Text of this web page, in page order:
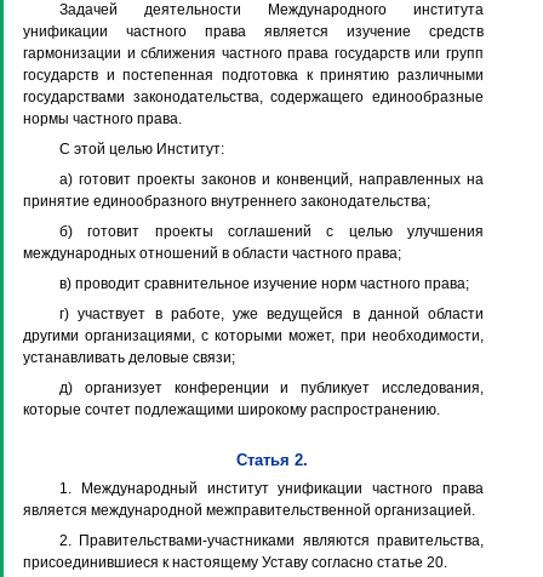
Задачей деятельности Международного института
унификации частного права является изучение средств
гармонизации и сближения частного права государств или групп
государств и постепенная подготовка к принятию различными
государствами законодательства, содержащего единообразные
нормы частного права.
С этой целью Институт:
а) готовит проекты законов и конвенций, направленных на
принятие единообразного внутреннего законодательства;
б) готовит проекты соглашений с целью улучшения
международных отношений в области частного права;
в) проводит сравнительное изучение норм частного права;
г) участвует в работе, уже ведущейся в данной области
другими организациями, с которыми может, при необходимости,
устанавливать деловые связи;
д) организует конференции и публикует исследования,
которые сочтет подлежащими широкому распространению.
Статья 2.
1. Международный институт унификации частного права
является международной межправительственной организацией.
2. Правительствами-участниками являются правительства,
присоединившиеся к настоящему Уставу согласно статье 20.